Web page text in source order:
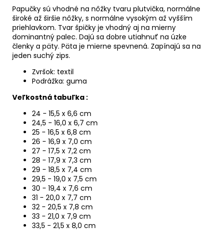
Papučky sú vhodné na nôžky tvaru plutvička, normálne
široké až širšie nôžky, s normálne vysokým až vyšším
priehlavkom. Tvar špičky je vhodný aj na mierny
dominantný palec. Dajú sa dobre utiahnuť na úzke
členky a päty. Päta je mierne spevnená. Zapínajú sa na
jeden suchý zips.
Zvršok: textil
Podrážka: guma
Veľkostná tabuľka :
24 - 15,5 x 6,6 cm
24,5 - 16,0 x 6,7 cm
25 - 16,5 x 6,8 cm
26 - 16,9 x 7,0 cm
27 - 17,5 x 7,2 cm
28 - 17,9 x 7,3 cm
29 - 18,5 x 7,4 cm
29,5 - 19,0 x 7,5 cm
30 - 19,4 x 7,6 cm
31 - 20,0 x 7,7 cm
32 - 20,5 x 7,8 cm
33 - 21,0 x 7,9 cm
33,5 - 21,5 x 8,0 cm